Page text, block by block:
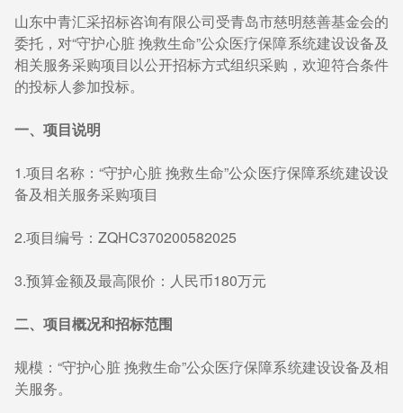
山东中青汇采招标咨询有限公司受青岛市慈明慈善基金会的
委托，对“守护心脏 挽救生命”公众医疗保障系统建设设备及
相关服务采购项目以公开招标方式组织采购，欢迎符合条件
的投标人参加投标。
一、项目说明
1.项目名称：“守护心脏 挽救生命”公众医疗保障系统建设设
备及相关服务采购项目
2.项目编号：ZQHC370200582025
3.预算金额及最高限价：人民币180万元
二、项目概况和招标范围
规模：“守护心脏 挽救生命”公众医疗保障系统建设设备及相
关服务。